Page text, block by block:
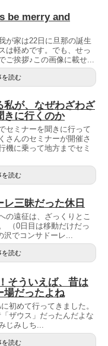
be merry and
が家は22日に旦那の誕生
は軽めです。でも、せっ
ご挨拶♪この画像に載せ...
を読む
私が、なぜわざわざ
きに行くのか
セミナーを聞きに行って
さんのセミナーが開催さ
機に乗って地方までセミ
を読む
三昧だった休日
の遠征は、ざっくりとこ
（0日目は移動だけだっ
でコンサドーレ...
を読む
そういえば、昔は
場だったよね
初めて行ってきました。
ザウス」だったんだよな
じみしち...
を読む